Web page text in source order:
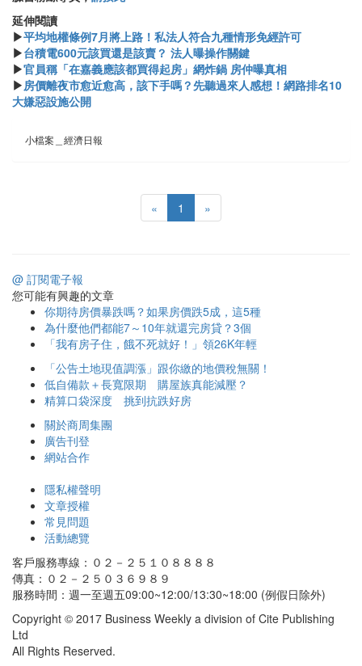
延伸閱讀
▶平均地權條例7月將上路！私法人符合九種情形免經許可
▶台積電600元該買還是該賣？ 法人曝操作關鍵
▶官員稱「在嘉義應該都買得起房」網炸鍋 房仲曝真相
▶ 房價離夜市愈近愈高，該下手嗎？先聽過來人感想！網路排名10
大嫌惡設施公開
小檔案＿經濟日報
« 1 »
@ 訂閱電子報
您可能有興趣的文章
你期待房價暴跌嗎？如果房價跌5成，這5種
為什麼他們都能7～10年就還完房貸？3個
「我有房子住，餓不死就好！」領26K年輕
「公告土地現值調漲」跟你繳的地價稅無關！
低自備款＋長寬限期 購屋族真能減壓？
精算口袋深度 挑到抗跌好房
關於商周集團
廣告刊登
網站合作
隱私權聲明
文章授權
常見問題
活動總覽
客戶服務專線：０２－２５１０８８８８
傳真：０２－２５０３６９８９
服務時間：週一至週五09:00~12:00/13:30~18:00 (例假日除外)
Copyright © 2017 Business Weekly a division of Cite Publishing
Ltd
All Rights Reserved.